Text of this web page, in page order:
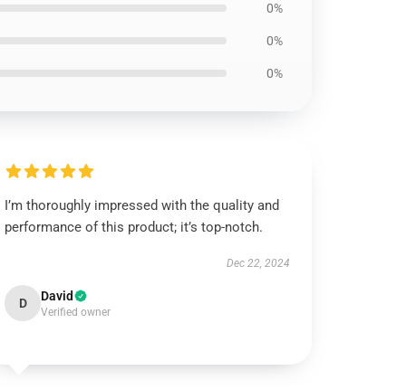
0%
0%
0%
I’m thoroughly impressed with the quality and
performance of this product; it’s top-notch.
Dec 22, 2024
D David
Verified owner